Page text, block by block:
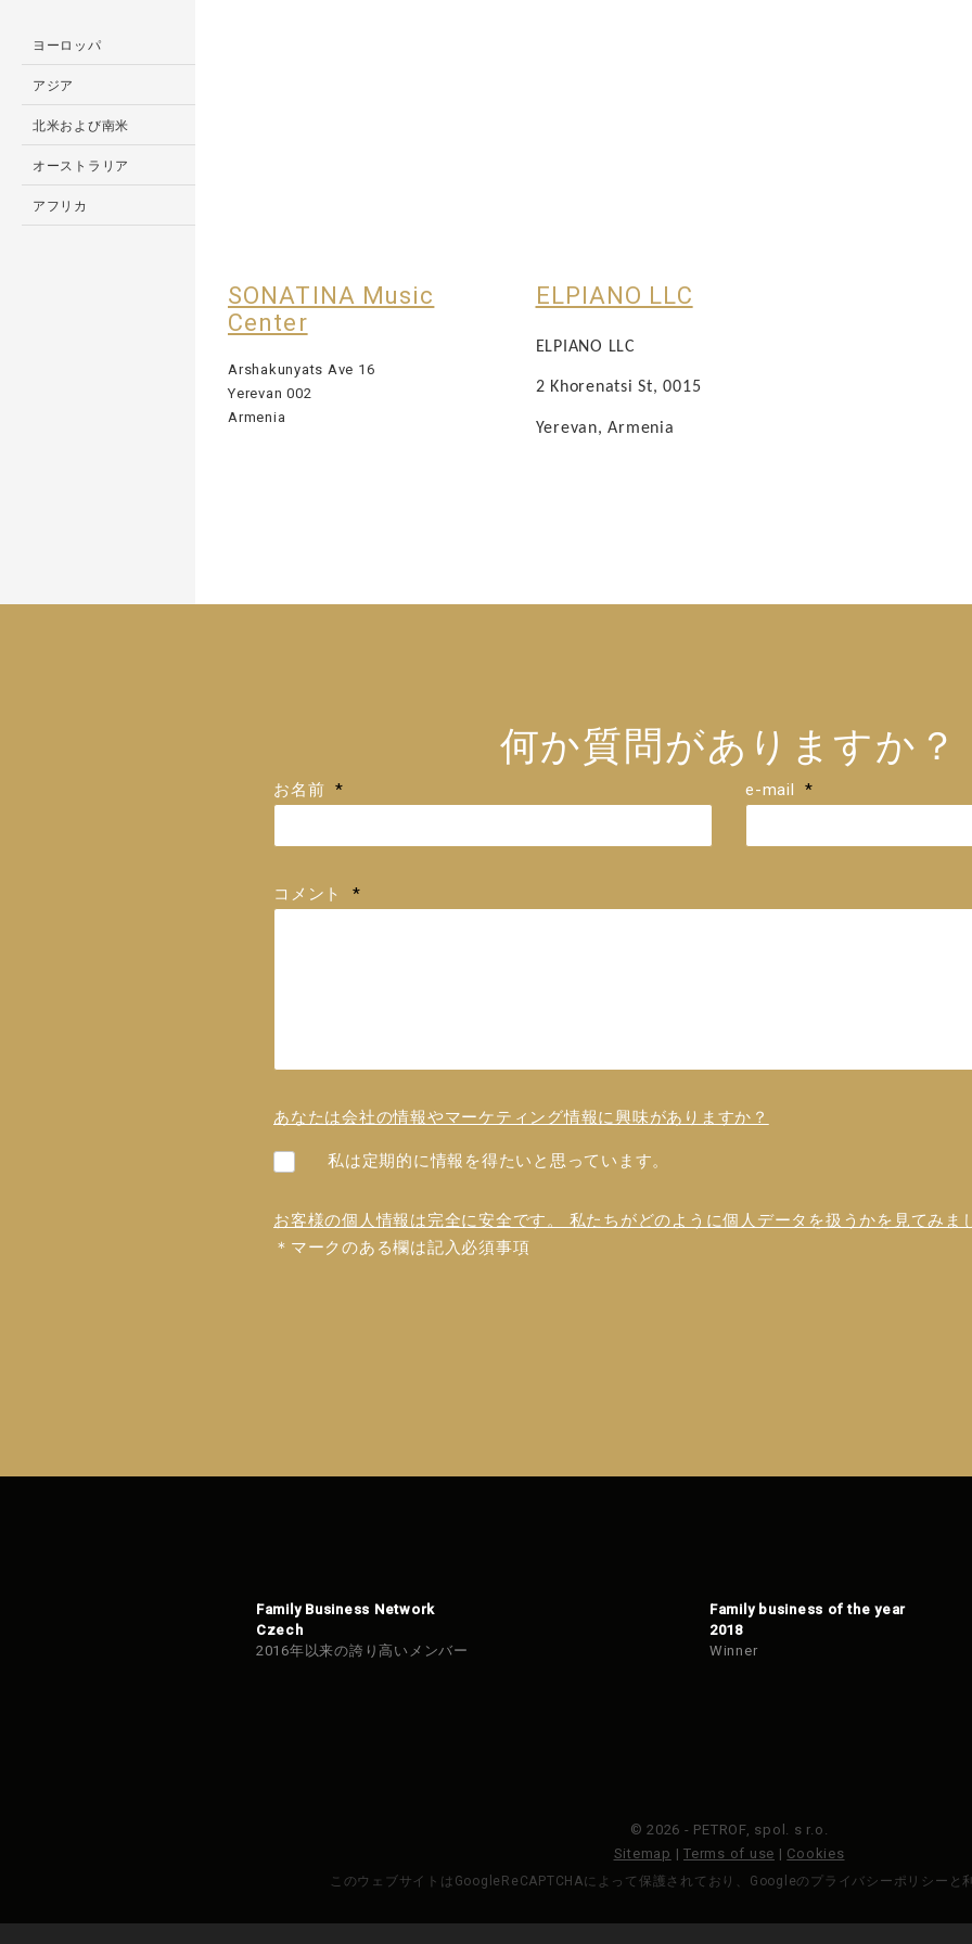
ヨーロッパ
アジア
北米および南米
オーストラリア
アフリカ
SONATINA Music
Center
Arshakunyats Ave 16
Yerevan 002
Armenia
ELPIANO LLC
ELPIANO LLC
2 Khorenatsi St, 0015
Yerevan, Armenia
何か質問がありますか？
お名前 * e-mail *
コメント *
あなたは会社の情報やマーケティング情報に興味がありますか？
私は定期的に情報を得たいと思っています。
お客様の個人情報は完全に安全です。 私たちがどのように個人データを扱うかを見てみま
＊マークのある欄は記入必須事項
Family Business Network
Czech
2016年以来の誇り高いメンバー
Family business of the year
2018
Winner
© 2026 - PETROF, spol. s r.o.
Sitemap | Terms of use | Cookies
このウェブサイトはGoogleReCAPTCHAによって保護されており、Googleのプライバシーポリシーと